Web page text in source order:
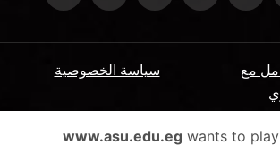
سياسة الخصوصية
مع
الأسئلة الشائعة
www.asu.edu.egwants to play